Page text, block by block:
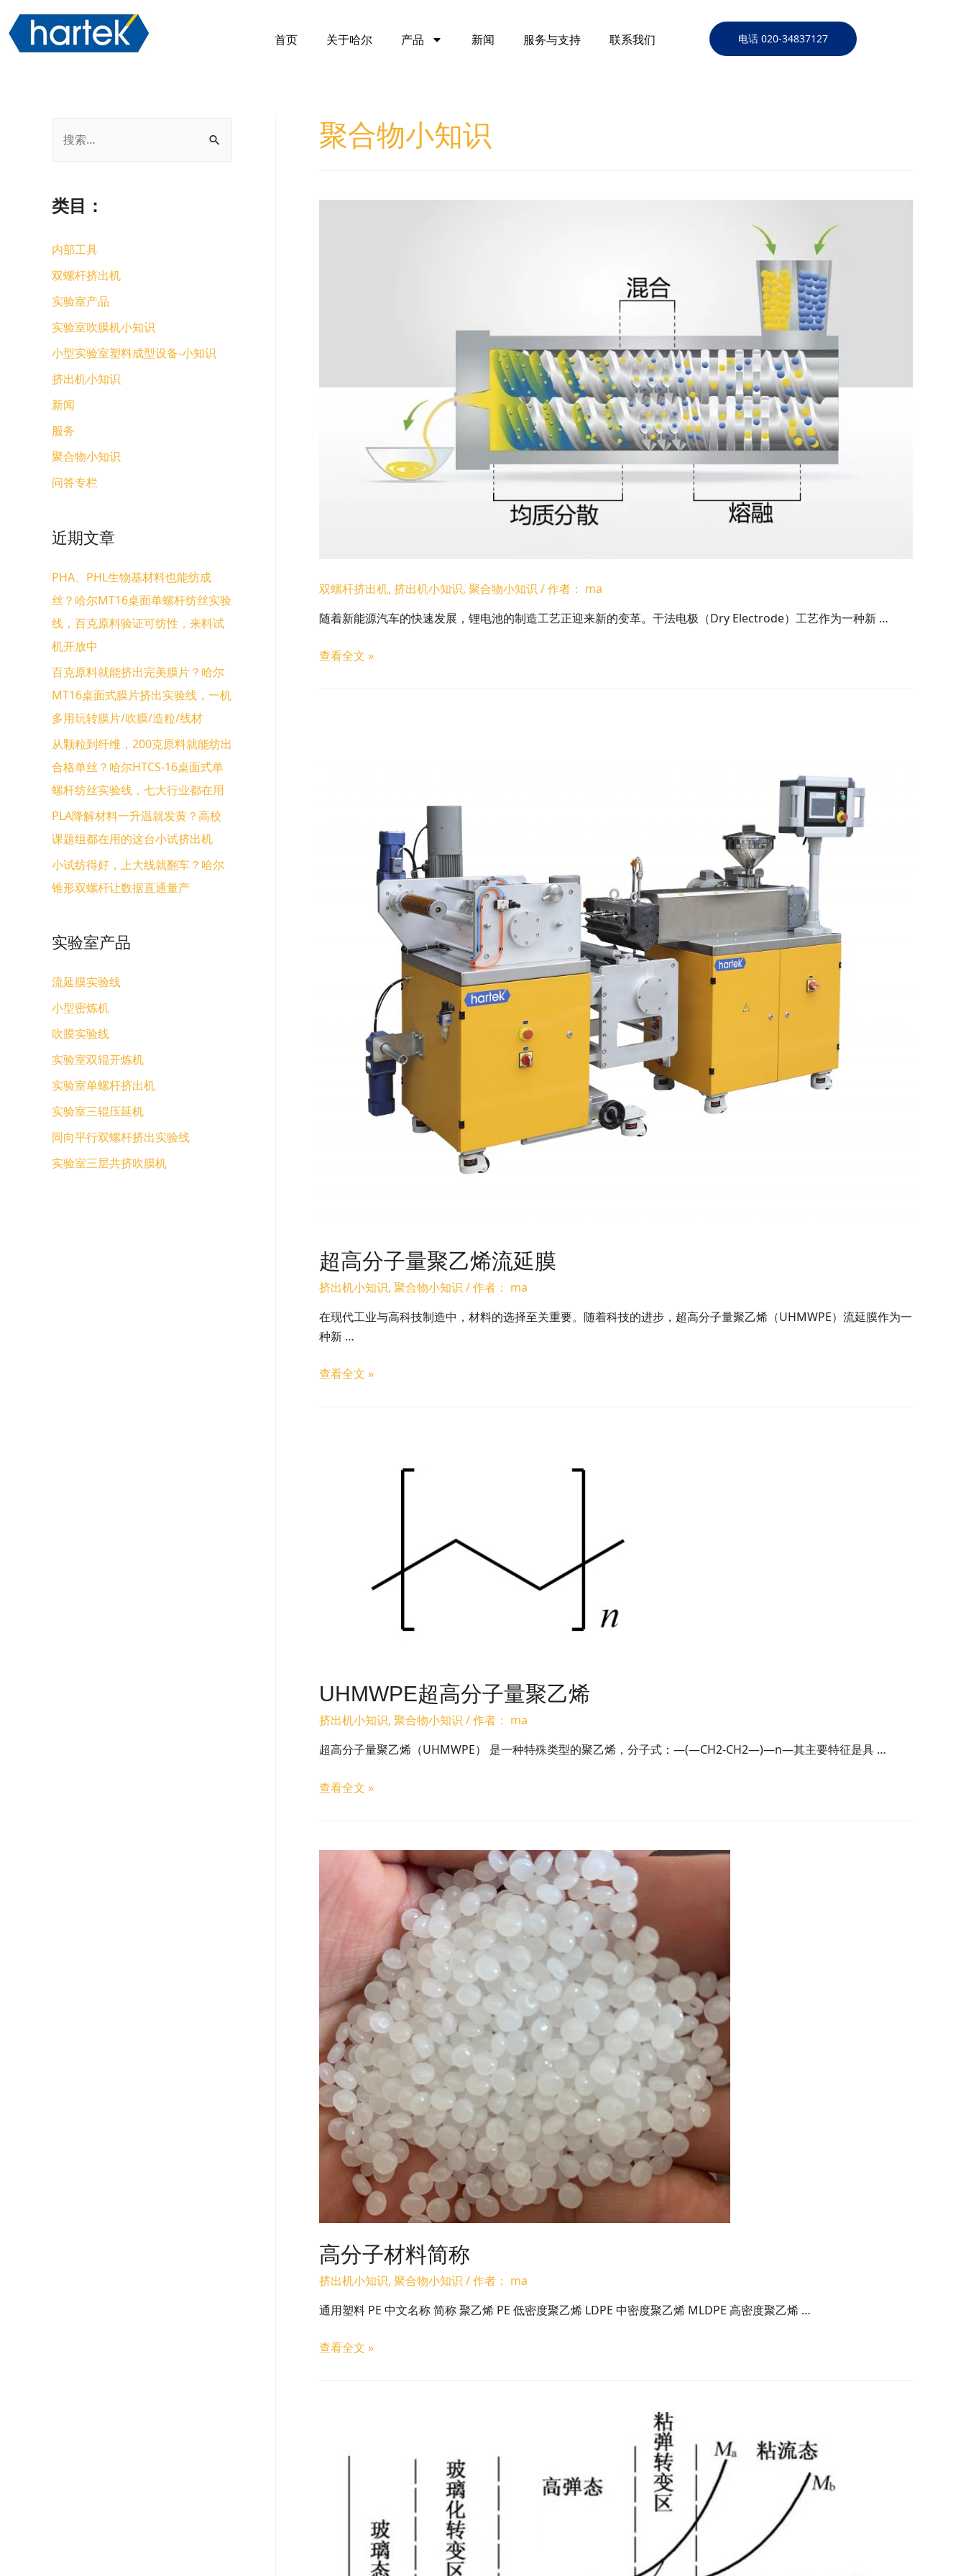
首页 关于哈尔 产品 新闻 服务与支持 联系我们 电话 020-34837127
类目：
内部工具
双螺杆挤出机
实验室产品
实验室吹膜机小知识
小型实验室塑料成型设备-小知识
挤出机小知识
新闻
服务
聚合物小知识
问答专栏
近期文章
PHA、PHL生物基材料也能纺成
丝？哈尔MT16桌面单螺杆纺丝实验
线，百克原料验证可纺性，来料试
机开放中
百克原料就能挤出完美膜片？哈尔
MT16桌面式膜片挤出实验线，一机
多用玩转膜片/吹膜/造粒/线材
从颗粒到纤维，200克原料就能纺出
合格单丝？哈尔HTCS-16桌面式单
螺杆纺丝实验线，七大行业都在用
PLA降解材料一升温就发黄？高校
课题组都在用的这台小试挤出机
小试纺得好，上大线就翻车？哈尔
锥形双螺杆让数据直通量产
实验室产品
流延膜实验线
小型密炼机
吹膜实验线
实验室双辊开炼机
实验室单螺杆挤出机
实验室三辊压延机
同向平行双螺杆挤出实验线
实验室三层共挤吹膜机
聚合物小知识
双螺杆挤出机, 挤出机小知识, 聚合物小知识 / 作者： ma
随着新能源汽车的快速发展，锂电池的制造工艺正迎来新的变革。干法电极（Dry Electrode）工艺作为一种新 …
查看全文 »
超高分子量聚乙烯流延膜
挤出机小知识, 聚合物小知识 / 作者： ma
在现代工业与高科技制造中，材料的选择至关重要。随着科技的进步，超高分子量聚乙烯（UHMWPE）流延膜作为一
种新 …
查看全文 »
UHMWPE超高分子量聚乙烯
挤出机小知识, 聚合物小知识 / 作者： ma
超高分子量聚乙烯（UHMWPE） 是一种特殊类型的聚乙烯，分子式：—(—CH2-CH2—)—n—其主要特征是具 …
查看全文 »
高分子材料简称
挤出机小知识, 聚合物小知识 / 作者： ma
通用塑料 PE 中文名称 简称 聚乙烯 PE 低密度聚乙烯 LDPE 中密度聚乙烯 MLDPE 高密度聚乙烯 …
查看全文 »